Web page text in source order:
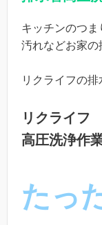
キッチンのつま
汚れなどお家の
リクライフの排
リクライフ
高圧洗浄作
たっ